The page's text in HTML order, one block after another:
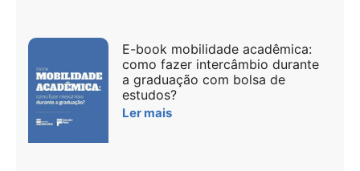
E-book mobilidade acadêmica:
como fazer intercâmbio durante
a graduação com bolsa de
estudos?
Ler mais